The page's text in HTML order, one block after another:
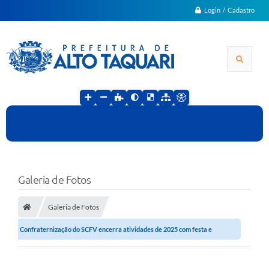
Login / Cadastro
Galeria de Fotos
Galeria de Fotos
Confraternização do SCFV encerra atividades de 2025 com festa e